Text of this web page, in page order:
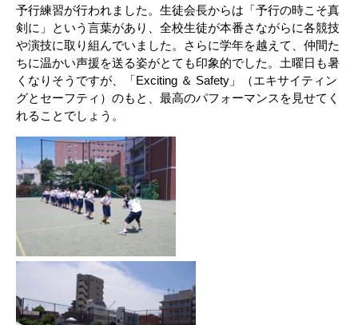
予行練習が行われました。生徒会長からは「予行の時こそ真
剣に」という言葉があり、全校生徒が本番さながらに各競技
や演技に取り組んでいました。さらに学年を越えて、仲間た
ちに温かい声援を送る姿がとても印象的でした。土曜日も暑
くなりそうですが、「Exciting ＆ Safety」（エキサイティン
グとセーフティ）のもと、最高のパフォーマンスを見せてく
れることでしょう。